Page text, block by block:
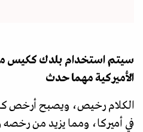
سيتم استخدام بلدك ككيس
الأميركية مهما حدث
الكلام رخيص، ويصبح أرخص
في أميركا، ومما يزيد من